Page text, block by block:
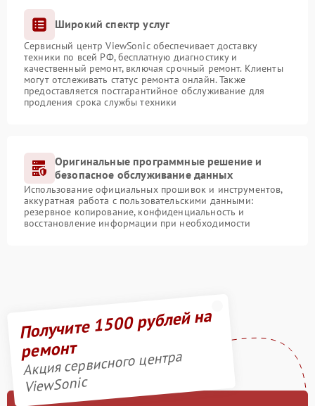
Широкий спектр услуг
Сервисный центр ViewSonic обеспечивает доставку
техники по всей РФ, бесплатную диагностику и
качественный ремонт, включая срочный ремонт. Клиенты
могут отслеживать статус ремонта онлайн. Также
предоставляется постгарантийное обслуживание для
продления срока службы техники
Оригинальные программные решение и
безопасное обслуживание данных
Использование официальных прошивок и инструментов,
аккуратная работа с пользовательскими данными:
резервное копирование, конфиденциальность и
восстановление информации при необходимости
Получите 1500 рублей на
ремонт
Акция сервисного центра
ViewSonic